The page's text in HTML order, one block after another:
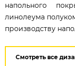
напольного
линолеума
производству
Смотреть все